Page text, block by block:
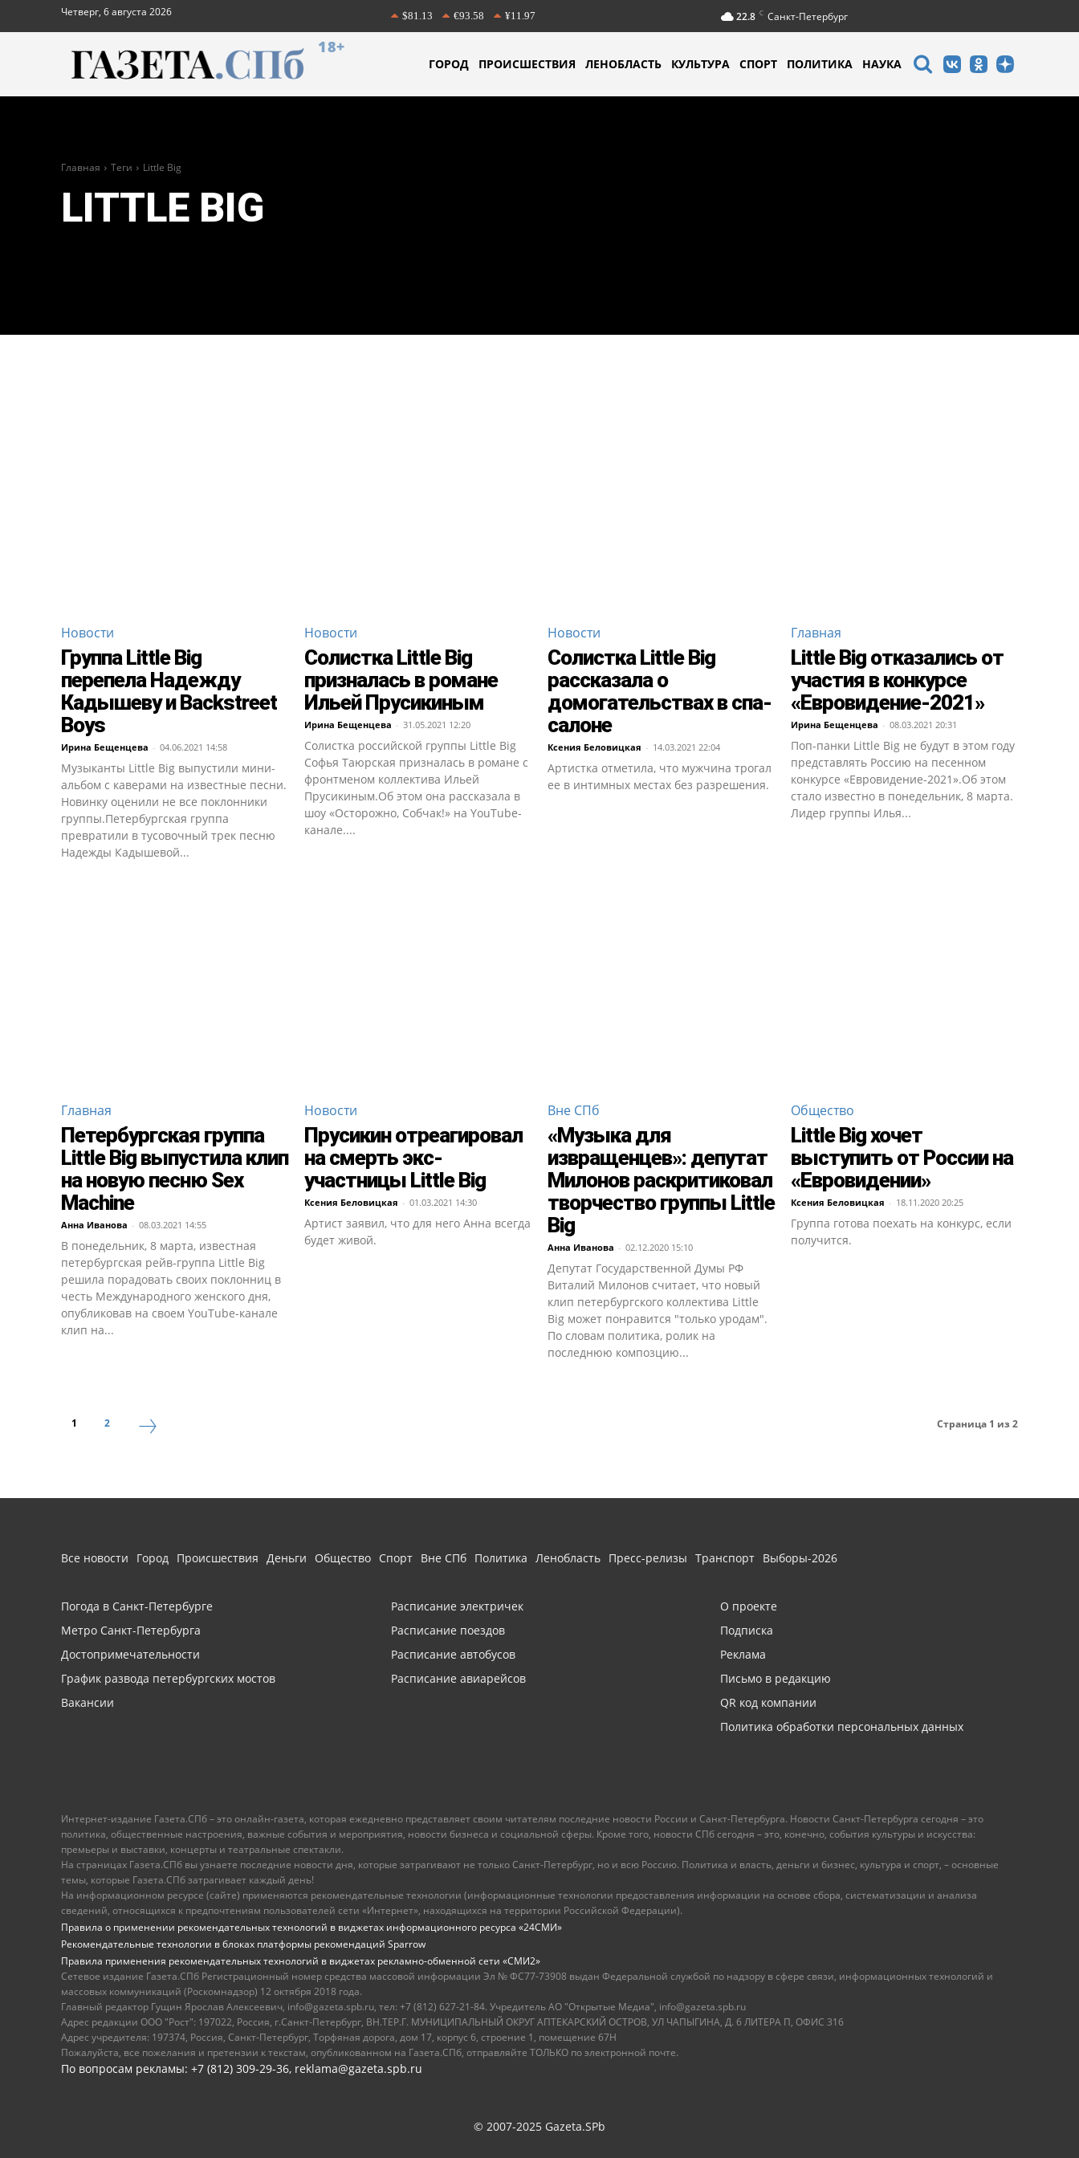
Четверг, 6 августа 2026 $81.13 €93.58 ¥11.97 22.8 C Санкт-Петербург
18+
ГОРОД ПРОИСШЕСТВИЯ ЛЕНОБЛАСТЬ КУЛЬТУРА СПОРТ ПОЛИТИКА НАУКА
Главная Теги Little Вig
LITTLE ВIG
Новости
Группа Little Big
перепела Надежду
Кадышеву и Backstreet
Boys
Ирина Бещенцева - 04.06.2021 14:58
Музыканты Little Big выпустили мини-
альбом с каверами на известные песни.
Новинку оценили не все поклонники
группы.Петербургская группа
превратили в тусовочный трек песню
Надежды Кадышевой...
Новости
Солистка Little Big
призналась в романе
Ильей Прусикиным
Ирина Бещенцева - 31.05.2021 12:20
Солистка российской группы Little Big
Софья Таюрская призналась в романе с
фронтменом коллектива Ильей
Прусикиным.Об этом она рассказала в
шоу «Осторожно, Собчак!» на YouTube-
канале....
Новости
Солистка Little Big
рассказала о
домогательствах в спа-
салоне
Ксения Беловицкая - 14.03.2021 22:04
Артистка отметила, что мужчина трогал
ее в интимных местах без разрешения.
Главная
Little Big отказались от
участия в конкурсе
«Евровидение-2021»
Ирина Бещенцева - 08.03.2021 20:31
Поп-панки Little Big не будут в этом году
представлять Россию на песенном
конкурсе «Евровидение-2021».Об этом
стало известно в понедельник, 8 марта.
Лидер группы Илья...
Главная
Петербургская группа
Little Big выпустила клип
на новую песню Sex
Machine
Анна Иванова - 08.03.2021 14:55
В понедельник, 8 марта, известная
петербургская рейв-группа Little Big
решила порадовать своих поклонниц в
честь Международного женского дня,
опубликовав на своем YouTube-канале
клип на...
Новости
Прусикин отреагировал
на смерть экс-
участницы Little Big
Ксения Беловицкая - 01.03.2021 14:30
Артист заявил, что для него Анна всегда
будет живой.
Вне СПб
«Музыка для
извращенцев»: депутат
Милонов раскритиковал
творчество группы Little
Big
Анна Иванова - 02.12.2020 15:10
Депутат Государственной Думы РФ
Виталий Милонов считает, что новый
клип петербургского коллектива Little
Big может понравится "только уродам".
По словам политика, ролик на
последнюю композцию...
Общество
Little Big хочет
выступить от России на
«Евровидении»
Ксения Беловицкая - 18.11.2020 20:25
Группа готова поехать на конкурс, если
получится.
1 2 Страница 1 из 2
Все новости Город Происшествия Деньги Общество Спорт Вне СПб Политика Ленобласть Пресс-релизы Транспорт Выборы-2026
Погода в Санкт-Петербурге
Метро Санкт-Петербурга
Достопримечательности
График развода петербургских мостов
Вакансии
Расписание электричек
Расписание поездов
Расписание автобусов
Расписание авиарейсов
О проекте
Подписка
Реклама
Письмо в редакцию
QR код компании
Политика обработки персональных данных
Интернет-издание Газета.СПб – это онлайн-газета, которая ежедневно представляет своим читателям последние новости России и Санкт-Петербурга. Новости Санкт-Петербурга сегодня – это
политика, общественные настроения, важные события и мероприятия, новости бизнеса и социальной сферы. Кроме того, новости СПб сегодня – это, конечно, события культуры и искусства:
премьеры и выставки, концерты и театральные спектакли.
На страницах Газета.СПб вы узнаете последние новости дня, которые затрагивают не только Санкт-Петербург, но и всю Россию. Политика и власть, деньги и бизнес, культура и спорт, – основные
темы, которые Газета.СПб затрагивает каждый день!
На информационном ресурсе (сайте) применяются рекомендательные технологии (информационные технологии предоставления информации на основе сбора, систематизации и анализа
сведений, относящихся к предпочтениям пользователей сети «Интернет», находящихся на территории Российской Федерации).
Правила о применении рекомендательных технологий в виджетах информационного ресурса «24СМИ»
Рекомендательные технологии в блоках платформы рекомендаций Sparrow
Правила применения рекомендательных технологий в виджетах рекламно-обменной сети «СМИ2»
Сетевое издание Газета.СПб Регистрационный номер средства массовой информации Эл № ФС77-73908 выдан Федеральной службой по надзору в сфере связи, информационных технологий и
массовых коммуникаций (Роскомнадзор) 12 октября 2018 года.
Главный редактор Гущин Ярослав Алексеевич, info@gazeta.spb.ru, тел: +7 (812) 627-21-84. Учредитель АО "Открытые Медиа", info@gazeta.spb.ru
Адрес редакции ООО "Рост": 197022, Россия, г.Санкт-Петербург, ВН.ТЕР.Г. МУНИЦИПАЛЬНЫЙ ОКРУГ АПТЕКАРСКИЙ ОСТРОВ, УЛ ЧАПЫГИНА, Д. 6 ЛИТЕРА П, ОФИС 316
Адрес учредителя: 197374, Россия, Санкт-Петербург, Торфяная дорога, дом 17, корпус 6, строение 1, помещение 67Н
Пожалуйста, все пожелания и претензии к текстам, опубликованном на Газета.СПб, отправляйте ТОЛЬКО по электронной почте.
По вопросам рекламы: +7 (812) 309-29-36, reklama@gazeta.spb.ru
© 2007-2025 Gazeta.SPb